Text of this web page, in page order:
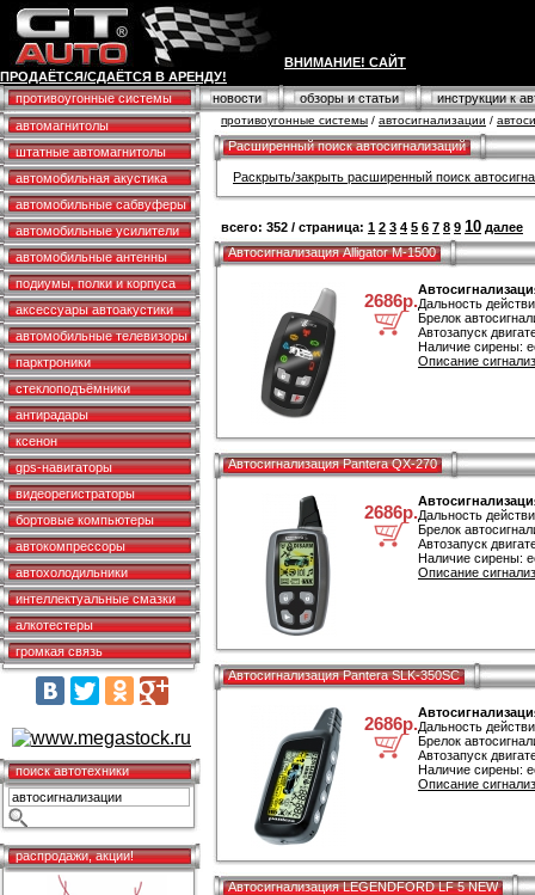
ВНИМАНИЕ! САЙТ
ПРОДАЁТСЯ/СДАЁТСЯ В АРЕНДУ!
противоугонные системы
новости обзоры и статьи
инструкции к
автомагнитолы
штатные автомагнитолы
автомобильная акустика
автомобильные сабвуферы
автомобильные усилители
автомобильные антенны
подиумы, полки и корпуса
аксессуары автоакустики
автомобильные телевизоры
парктроники
стеклоподъёмники
антирадары
ксенон
gps-навигаторы
видеорегистраторы
бортовые компьютеры
автокомпрессоры
автохолодильники
интеллектуальные смазки
алкотестеры
громкая связь
поиск автотехники
распродажи, акции!
противоугонные системы / автосигнализации /
Расширенный поиск автосигнализаций
Раскрыть/закрыть расширенный поиск
всего: 352 / страница: 1 2 3 4 5 6 7 8 9 10 далее
Автосигнализация Alligator M-1500
2686р.Дальность
Брелок
Автозапуск
Наличие сирены:
Описание
Автосигнализация Pantera QX-270
2686р.Дальность
Брелок
Автозапуск
Наличие сирены:
Описание
Автосигнализация Pantera SLK-350SC
2686р.Дальность
Брелок
Автозапуск
Наличие сирены:
Описание
Автосигнализация LEGENDFORD LF 5 NEW